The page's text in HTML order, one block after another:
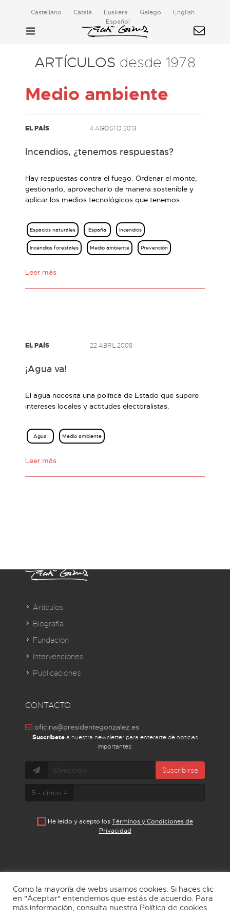
Castellano Català Euskera Galego
English
Español
ARTÍCULOS desde 1978
Medio ambiente
EL PAÍS 4 AGOSTO 2013
Incendios, ¿tenemos respuestas?
Hay respuestas contra el fuego. Ordenar el monte,
gestionarlo, aprovecharlo de manera sostenible y
aplicar los medios tecnológicos que tenemos.
Espacios naturales España Incendios
Incendios forestales Medio ambiente Prevención
Leer más
EL PAÍS 22 ABRIL 2008
¡Agua va!
El agua necesita una política de Estado que supere
intereses locales y actitudes electoralistas.
Agua Medio ambiente
Leer más
Artículos
Biografía
Fundación
Intervenciones
Publicaciones
CONTACTO
oficina@presidentegonzalez.es
Suscríbetea nuestra newsletter para enterarte de noticias
importantes:
Suscribirse
5 - cinco =
He leído y acepto losTérminos y Condiciones de
Privacidad
Como la mayoría de webs usamos cookies. Si haces clic
en "Aceptar" entendemos que estás de acuerdo. Para
más información, consulta nuestra Política de cookies.